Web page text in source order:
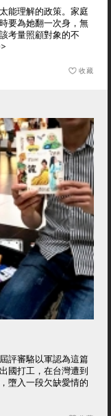
能理解的政策。家庭
要為她翻一次身，無
考量照顧對象的不
收藏
評審駱以軍認為這篇
國打工，在台灣遭到
墮入一段欠缺愛情的